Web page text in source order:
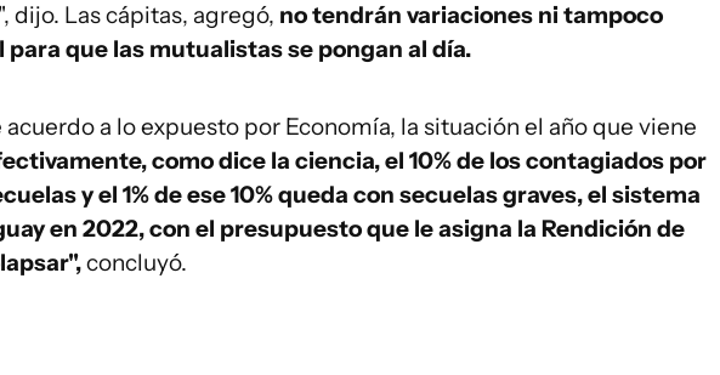
dijo. Las cápitas, agregó, no tendrán variaciones ni tampoco
que las mutualistas se pongan al día.
acuerdo a lo expuesto por Economía, la situación el año que viene
como dice la ciencia, el 10% de los contagiados por
y el 1% de ese 10% queda con secuelas graves, el sistema
en 2022, con el presupuesto que le asigna la Rendición de
concluyó.